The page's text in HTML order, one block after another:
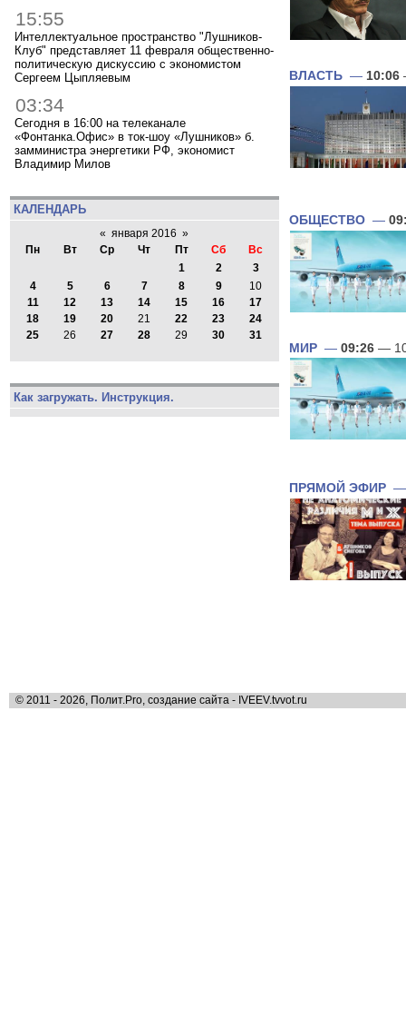
15:55
Интеллектуальное пространство "Лушников-
Клуб" представляет 11 февраля общественно-
политическую дискуссию с экономистом
Сергеем Цыпляевым
03:34
Сегодня в 16:00 на телеканале
«Фонтанка.Офис» в ток-шоу «Лушников» б.
замминистра энергетики РФ, экономист
Владимир Милов
КАЛЕНДАРЬ
« января 2016 »
Пн
Вт Ср Чт Пт Сб
Вс
1
2
3
4
5 6 7 8 9
10
11
12 13 14 15 16
17
18
19 20 21 22 23
24
25
26 27 28 29 30 31
Как загружать. Инструкция.
ВЛАСТЬ — 10:06
ОБЩЕСТВО —
МИР — 09:26 —
ПРЯМОЙ ЭФИР
© 2011 - 2026, Полит.Pro, создание сайта - IVEEV.tvvot.ru